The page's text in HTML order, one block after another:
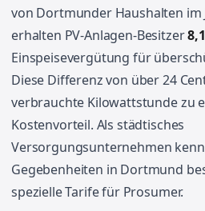
von Dortmunder Haushalten im
erhalten PV-Anlagen-Besitzer
Einspeisevergütung für
Diese Differenz von über 24
verbrauchte Kilowattstunde zu
Kostenvorteil. Als städtisches
Versorgungsunternehmen
Gegebenheiten in Dortmund
spezielle Tarife für Prosumer.